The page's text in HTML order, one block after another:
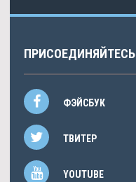
ПРИСОЕДИНЯЙТЕСЬ
ФЭЙСБУК
ТВИТЕР
YOUTUBE